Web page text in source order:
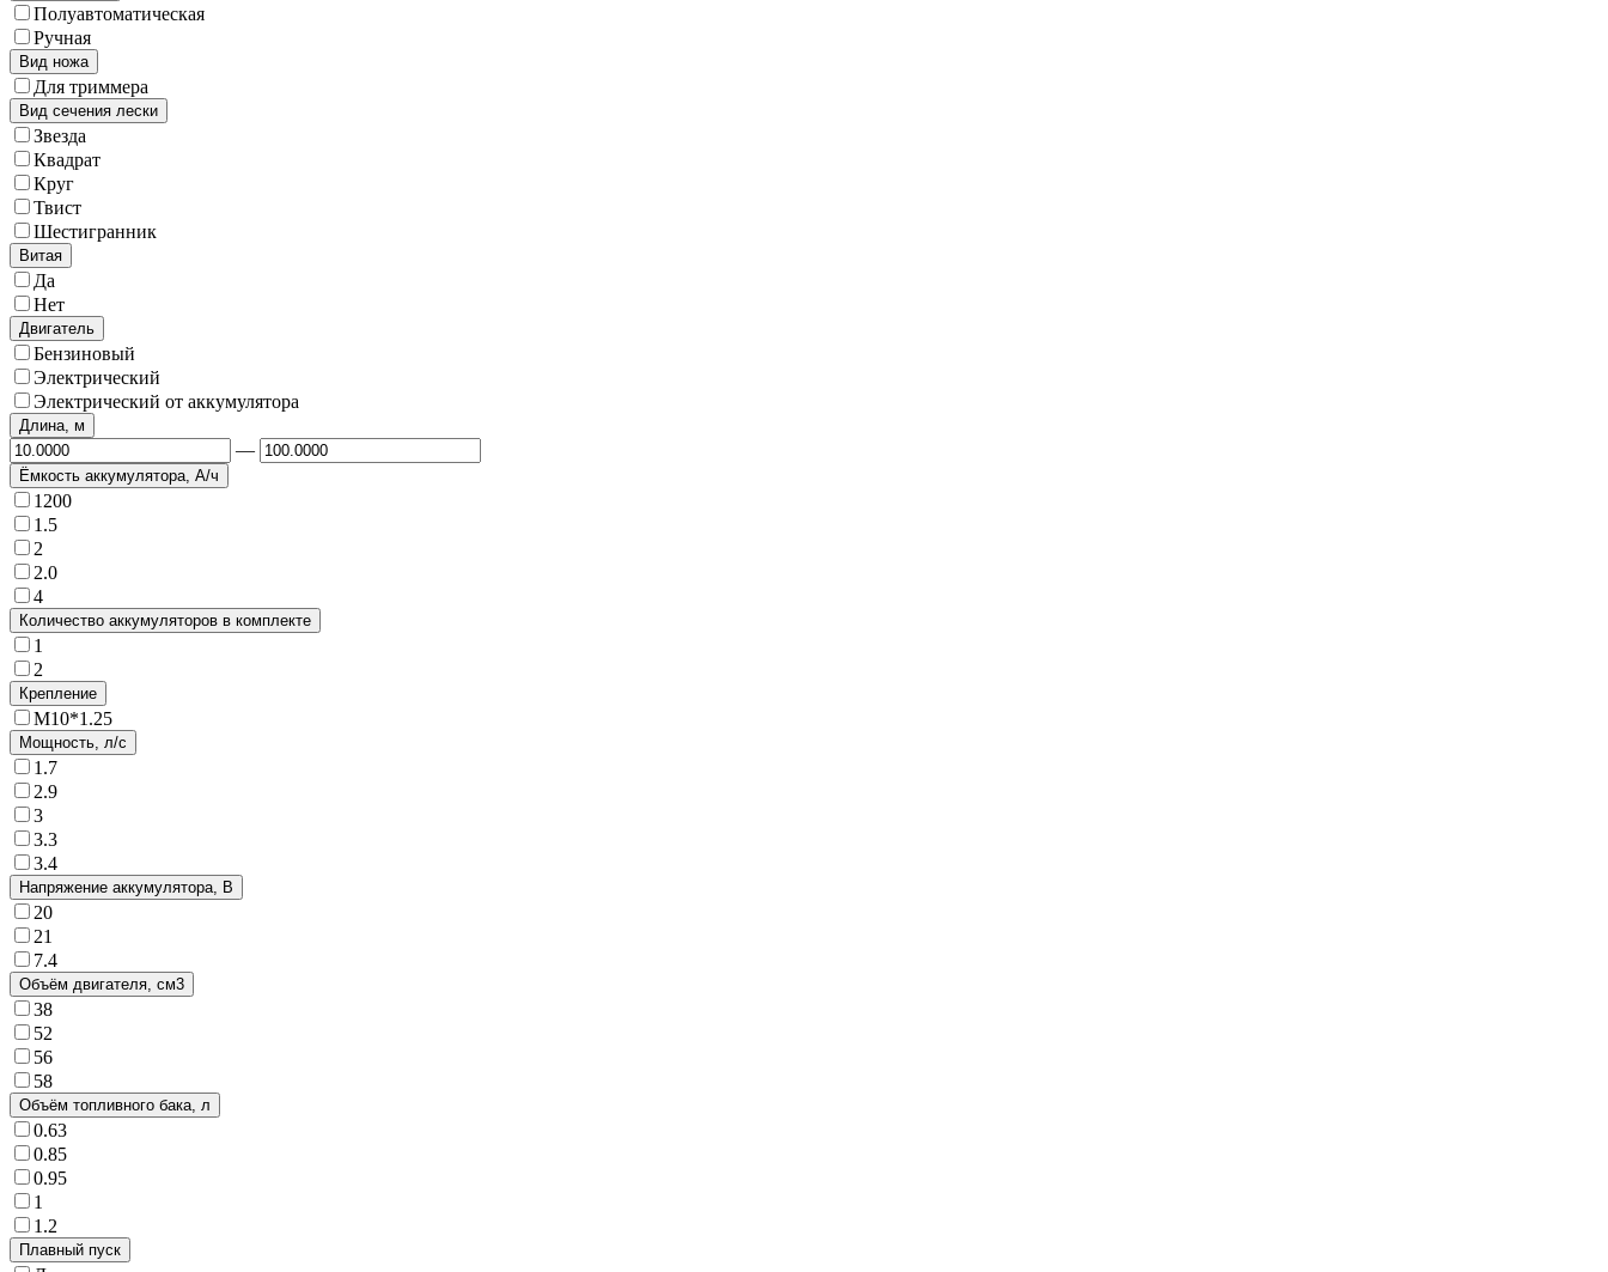
Полуавтоматическая
Ручная
Вид ножа
Для триммера
Вид сечения лески
Звезда
Квадрат
Круг
Твист
Шестигранник
Витая
Да
Нет
Двигатель
Бензиновый
Электрический
Электрический от аккумулятора
Длина, м
—
Ёмкость аккумулятора, А/ч
1200
1.5
2
2.0
4
Количество аккумуляторов в комплекте
1
2
Крепление
М10*1.25
Мощность, л/с
1.7
2.9
3
3.3
3.4
Напряжение аккумулятора, В
20
21
7.4
Объём двигателя, см3
38
52
56
58
Объём топливного бака, л
0.63
0.85
0.95
1
1.2
Плавный пуск